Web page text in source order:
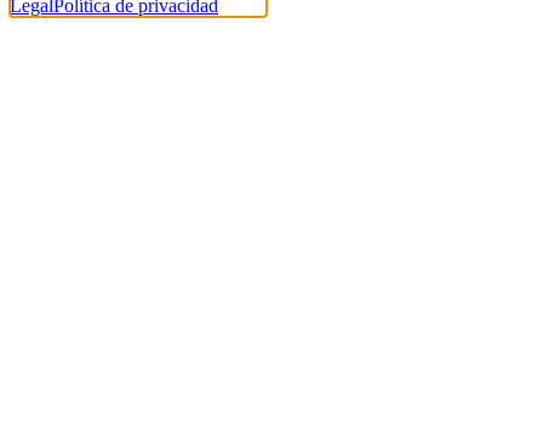
LegalPolítica de privacidad